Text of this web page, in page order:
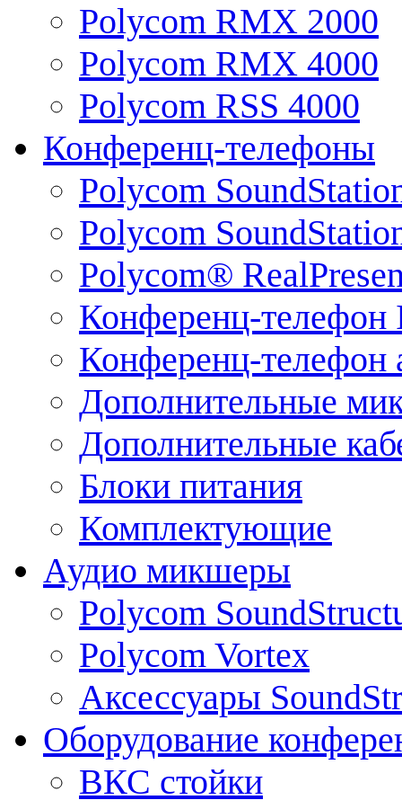
Polycom RMX 2000
Polycom RMX 4000
Polycom RSS 4000
Конференц-телефоны
Polycom
Polycom
Polycom®
Конференц-телефон
Конференц-телефон
Дополнительные
Дополнительные
Блоки питания
Комплектующие
Аудио микшеры
Polycom
Polycom Vortex
Аксессуары
Оборудование
ВКС стойки